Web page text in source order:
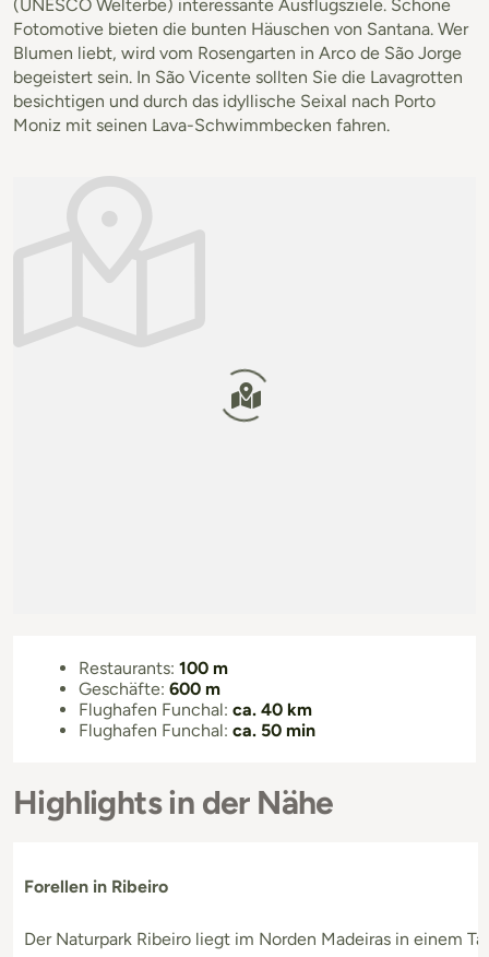
(UNESCO Welterbe) interessante Ausflugsziele. Schöne
Fotomotive bieten die bunten Häuschen von Santana. Wer
Blumen liebt, wird vom Rosengarten in Arco de São Jorge
begeistert sein. In São Vicente sollten Sie die Lavagrotten
besichtigen und durch das idyllische Seixal nach Porto
Moniz mit seinen Lava-Schwimmbecken fahren.
Restaurants: 100 m
Geschäfte: 600 m
Flughafen Funchal: ca. 40 km
Flughafen Funchal: ca. 50 min
Highlights in der Nähe
Forellen in Ribeiro
Der Naturpark Ribeiro liegt im Norden Madeiras in einem